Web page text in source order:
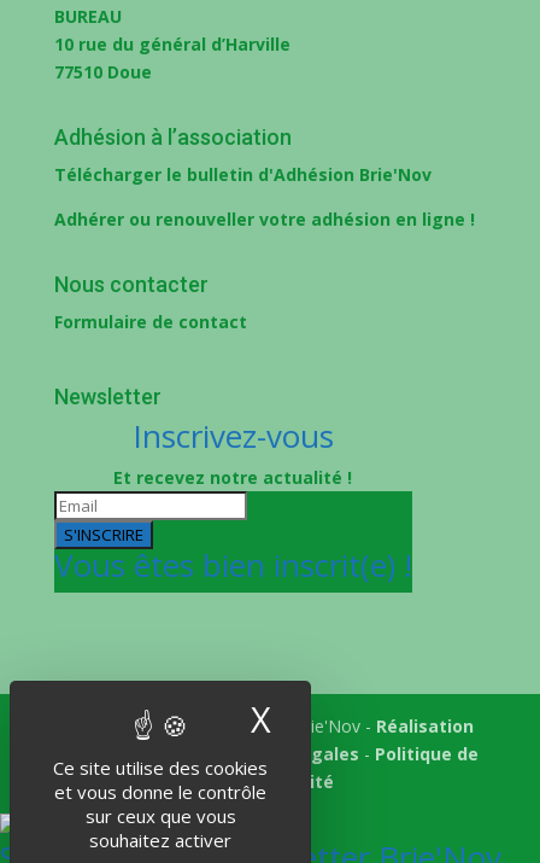
Ce site utilise des cookies
et vous donne le contrôle
sur ceux que vous
souhaitez activer
X Masquer le
BUREAU
10 rue du général d’Harville
77510 Doue
Adhésion à l’association
Télécharger le bulletin d'Adhésion Brie'Nov
Adhérer ou renouveller votre adhésion en ligne !
Nous contacter
Formulaire de contact
Newsletter
Inscrivez-vous
Et recevez notre actualité !
S'INSCRIRE
Vous êtes bien inscrit(e) !
Tous droits réservés © 2018 Brie'Nov - Réalisation
Mentions légales - Politique de
confidentialité